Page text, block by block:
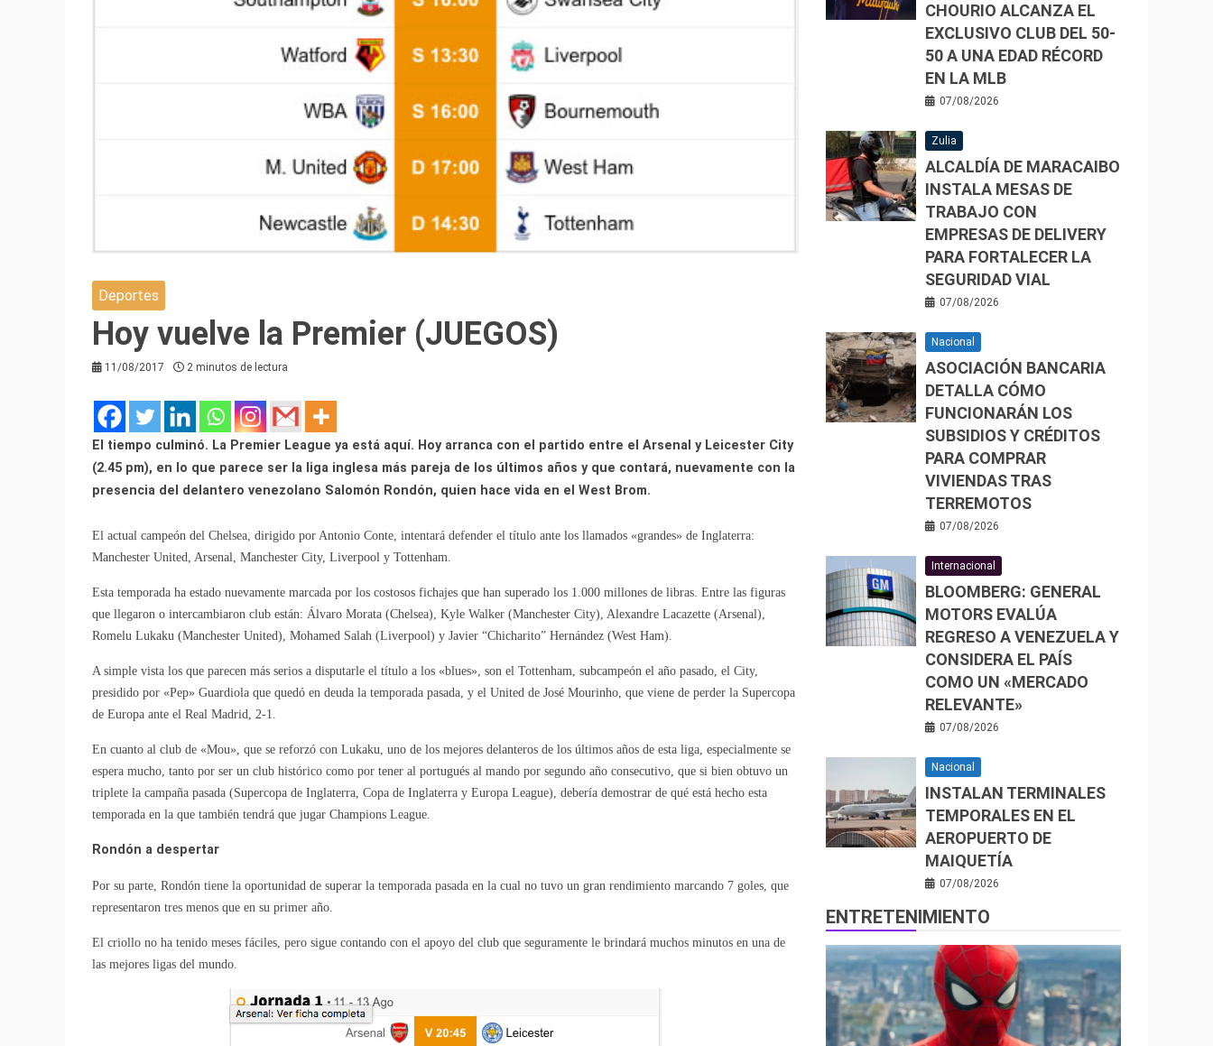
Deportes
Hoy vuelve la Premier (JUEGOS)
11/08/2017 2 minutos de lectura
El tiempo culminó. La Premier League ya está aquí. Hoy arranca con el partido entre el Arsenal y Leicester City
(2.45 pm), en lo que parece ser la liga inglesa más pareja de los últimos años y que contará, nuevamente con la
presencia del delantero venezolano Salomón Rondón, quien hace vida en el West Brom.
El actual campeón del Chelsea, dirigido por Antonio Conte, intentará defender el título ante los llamados «grandes» de Inglaterra:
Manchester United, Arsenal, Manchester City, Liverpool y Tottenham.
Esta temporada ha estado nuevamente marcada por los costosos fichajes que han superado los 1.000 millones de libras. Entre las figuras
que llegaron o intercambiaron club están: Álvaro Morata (Chelsea), Kyle Walker (Manchester City), Alexandre Lacazette (Arsenal),
Romelu Lukaku (Manchester United), Mohamed Salah (Liverpool) y Javier “Chicharito” Hernández (West Ham).
A simple vista los que parecen más serios a disputarle el título a los «blues», son el Tottenham, subcampeón el año pasado, el City,
presidido por «Pep» Guardiola que quedó en deuda la temporada pasada, y el United de José Mourinho, que viene de perder la Supercopa
de Europa ante el Real Madrid, 2-1.
En cuanto al club de «Mou», que se reforzó con Lukaku, uno de los mejores delanteros de los últimos años de esta liga, especialmente se
espera mucho, tanto por ser un club histórico como por tener al portugués al mando por segundo año consecutivo, que si bien obtuvo un
triplete la campaña pasada (Supercopa de Inglaterra, Copa de Inglaterra y Europa League), debería demostrar de qué está hecho esta
temporada en la que también tendrá que jugar Champions League.
Rondón a despertar
Por su parte, Rondón tiene la oportunidad de superar la temporada pasada en la cual no tuvo un gran rendimiento marcando 7 goles, que
representaron tres menos que en su primer año.
El criollo no ha tenido meses fáciles, pero sigue contando con el apoyo del club que seguramente le brindará muchos minutos en una de
las mejores ligas del mundo.
CHOURIO ALCANZA EL
EXCLUSIVO CLUB DEL 50-
50 A UNA EDAD RÉCORD
EN LA MLB
07/08/2026
Zulia
ALCALDÍA DE MARACAIBO
INSTALA MESAS DE
TRABAJO CON
EMPRESAS DE DELIVERY
PARA FORTALECER LA
SEGURIDAD VIAL
07/08/2026
Nacional
ASOCIACIÓN BANCARIA
DETALLA CÓMO
FUNCIONARÁN LOS
SUBSIDIOS Y CRÉDITOS
PARA COMPRAR
VIVIENDAS TRAS
TERREMOTOS
07/08/2026
Internacional
BLOOMBERG: GENERAL
MOTORS EVALÚA
REGRESO A VENEZUELA Y
CONSIDERA EL PAÍS
COMO UN «MERCADO
RELEVANTE»
07/08/2026
Nacional
INSTALAN TERMINALES
TEMPORALES EN EL
AEROPUERTO DE
MAIQUETÍA
07/08/2026
ENTRETENIMIENTO